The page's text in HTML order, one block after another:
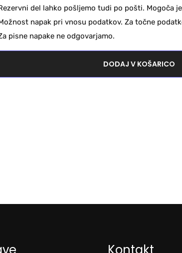
del lahko pošljemo tudi po pošti. Mogoča
napak pri vnosu podatkov. Za točne
pisne napake ne odgovarjamo.
DODAJ V KOŠARICO